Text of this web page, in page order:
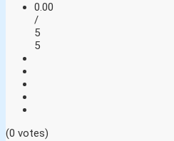
0.00
/
5
5
(0 votes)